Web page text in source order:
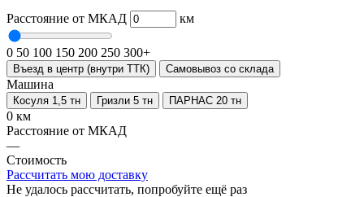
Расстояние от МКАД км
0 50 100 150 200 250 300+
Въезд в центр (внутри ТТК) Самовывоз со склада
Машина
Косуля 1,5 тн Гризли 5 тн ПАРНАС 20 тн
0 км
Расстояние от МКАД
—
Стоимость
Рассчитать мою доставку
Не удалось рассчитать, попробуйте ещё раз